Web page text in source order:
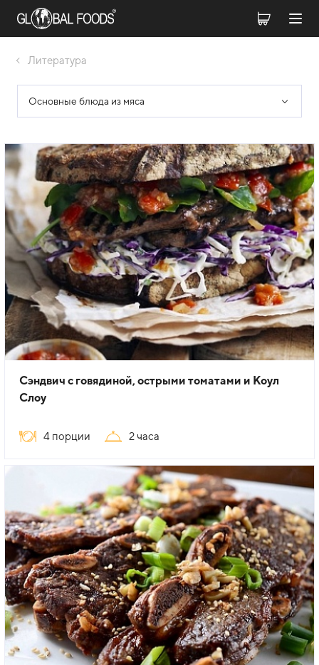
Литература
Оcновные блюда из мяса
Сэндвич с говядиной, острыми томатами и Коул
Слоу
4 порции 2 часа